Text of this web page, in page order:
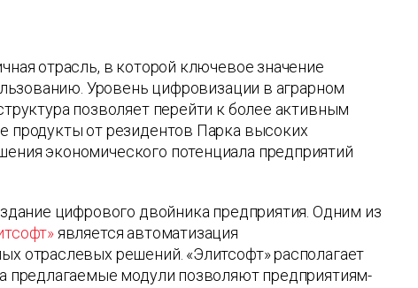
отрасль, в которой ключевое значение
Уровень цифровизации в аграрном
позволяет перейти к более активным
от резидентов Парка высоких
экономического потенциала предприятий
цифрового двойника предприятия. Одним из
является автоматизация
отраслевых решений. «Элитсофт» располагает
предлагаемые модули позволяют предприятиям-